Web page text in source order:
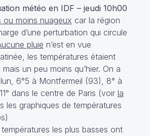
météo en IDF – jeudi 10h00
ou moins nuageux car la région
d’une perturbation qui circule
pluie n’est en vue
les températures étaient
un peu moins qu’hier. On a
6°5 à Montfermeil (93), 8° à
dans le centre de Paris (voir la
les graphiques de températures
les plus basses ont